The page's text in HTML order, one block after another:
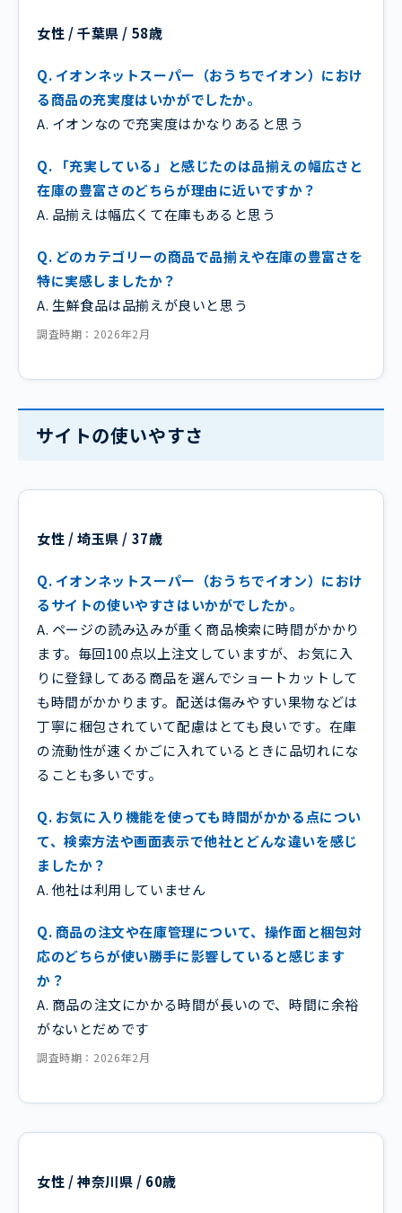
女性 / 千葉県 / 58歳
Q. イオンネットスーパー（おうちでイオン）におけ
る商品の充実度はいかがでしたか。
A. イオンなので充実度はかなりあると思う
Q. 「充実している」と感じたのは品揃えの幅広さと
在庫の豊富さのどちらが理由に近いですか？
A. 品揃えは幅広くて在庫もあると思う
Q. どのカテゴリーの商品で品揃えや在庫の豊富さを
特に実感しましたか？
A. 生鮮食品は品揃えが良いと思う
調査時期：2026年2月
サイトの使いやすさ
女性 / 埼玉県 / 37歳
Q. イオンネットスーパー（おうちでイオン）におけ
るサイトの使いやすさはいかがでしたか。
A. ページの読み込みが重く商品検索に時間がかかり
ます。毎回100点以上注文していますが、お気に入
りに登録してある商品を選んでショートカットして
も時間がかかります。配送は傷みやすい果物などは
丁寧に梱包されていて配慮はとても良いです。在庫
の流動性が速くかごに入れているときに品切れにな
ることも多いです。
Q. お気に入り機能を使っても時間がかかる点につい
て、検索方法や画面表示で他社とどんな違いを感じ
ましたか？
A. 他社は利用していません
Q. 商品の注文や在庫管理について、操作面と梱包対
応のどちらが使い勝手に影響していると感じます
か？
A. 商品の注文にかかる時間が長いので、時間に余裕
がないとだめです
調査時期：2026年2月
女性 / 神奈川県 / 60歳